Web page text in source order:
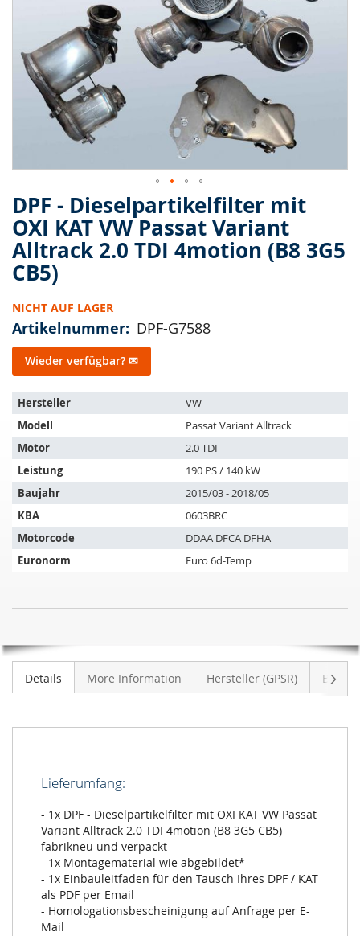
DPF - Dieselpartikelfilter mit
OXI KAT VW Passat Variant
Alltrack 2.0 TDI 4motion (B8 3G5
CB5)
NICHT AUF LAGER
Artikelnummer DPF-G7588
Wieder verfügbar? ✉
Der
Artikel
passt
auf
folgende
Fahrzeuge:
Hersteller
VW
Modell
Passat Variant Alltrack
Motor
2.0 TDI
Leistung
190 PS / 140 kW
Baujahr
2015/03 - 2018/05
KBA
0603BRC
Motorcode
DDAA DFCA DFHA
Euronorm
Euro 6d-Temp
Dieselpartikelfilter
mit
OXI
4motion
LAGER
Zum
Anfang
der
Bildergalerie
springen
Details More Information Hersteller (GPSR)
Lieferumfang:
- 1x DPF - Dieselpartikelfilter mit OXI KAT VW Passat
Variant Alltrack 2.0 TDI 4motion (B8 3G5 CB5)
fabrikneu und verpackt
- 1x Montagematerial wie abgebildet*
- 1x Einbauleitfaden für den Tausch Ihres DPF / KAT
als PDF per Email
- Homologationsbescheinigung auf Anfrage per E-
Mail